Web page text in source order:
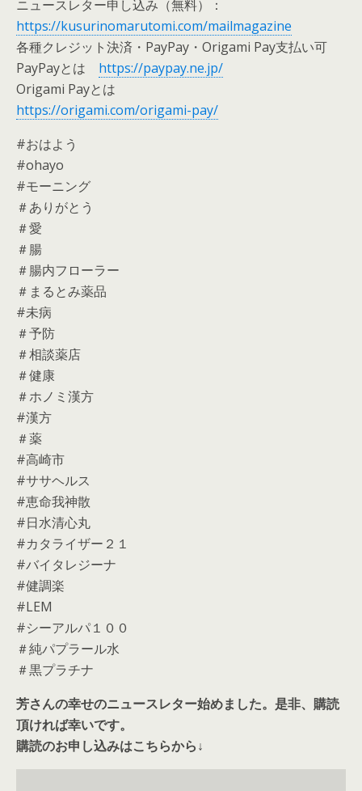
ニュースレター申し込み（無料）：
https://kusurinomarutomi.com/mailmagazine
各種クレジット決済・PayPay・Origami Pay支払い可
PayPayとは https://paypay.ne.jp/
Origami Payとは
https://origami.com/origami-pay/
#おはよう
#ohayo
#モーニング
＃ありがとう
＃愛
＃腸
＃腸内フローラー
＃まるとみ薬品
#未病
＃予防
＃相談薬店
＃健康
＃ホノミ漢方
#漢方
＃薬
#高崎市
#ササヘルス
#恵命我神散
#日水清心丸
#カタライザー２１
#バイタレジーナ
#健調楽
#LEM
#シーアルパ１００
＃純パプラール水
＃黒プラチナ
芳さんの幸せのニュースレター始めました。是非、購読
頂ければ幸いです。
購読のお申し込みはこちらから↓